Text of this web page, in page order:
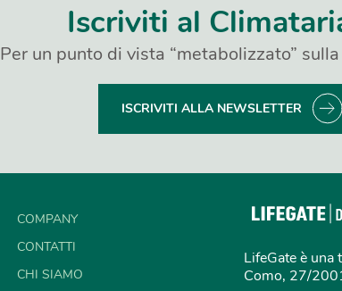
Iscriviti al
Per un punto di vista “metabolizzato”
ISCRIVITI ALLA NEWSLETTER
COMPANY
CONTATTI
CHI SIAMO
LifeGate è
Como, 27/